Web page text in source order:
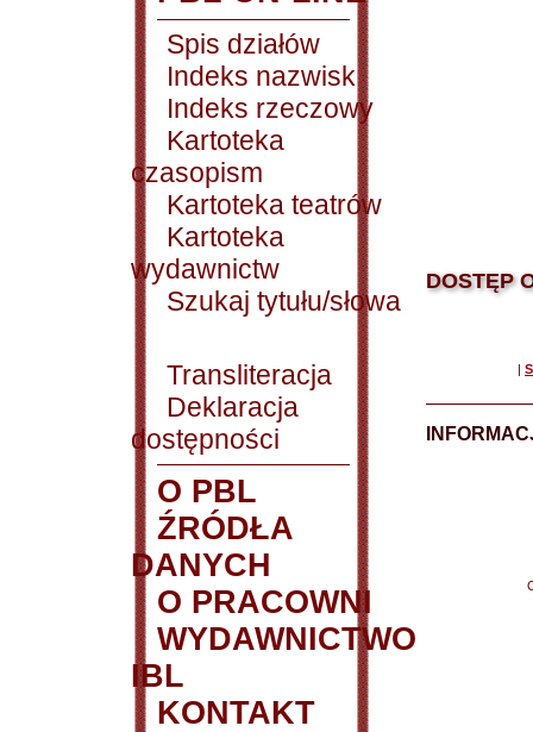
Spis działów
Indeks nazwisk
Indeks rzeczowy
Kartoteka
czasopism
Kartoteka teatrów
Kartoteka
wydawnictw
Szukaj tytułu/słowa
Transliteracja
Deklaracja
dostępności
O PBL
ŹRÓDŁA
DANYCH
O PRACOWNI
WYDAWNICTWO
IBL
KONTAKT
DOSTĘP
|